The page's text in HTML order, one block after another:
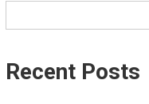
Recent Posts